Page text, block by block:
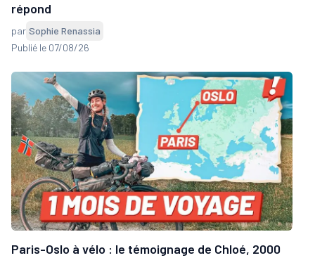
répond
par Sophie Renassia
Publié le 07/08/26
Paris-Oslo à vélo : le témoignage de Chloé, 2000